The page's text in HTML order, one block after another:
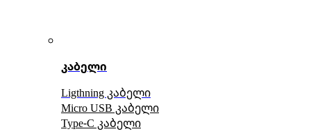
კაბელი
Ligthning კაბელი
Micro USB კაბელი
Type-C კაბელი